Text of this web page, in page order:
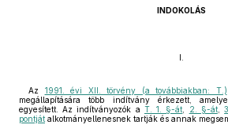
INDOKOLÁS
I.
Az 1991. évi XII. törvény (a továbbiakban: T.)
megállapítására több indítvány érkezett,
egyesített. Az indítványozók a T. 1. §-át 2. §-át,
pontját alkotmányellenesnek tartják és annak